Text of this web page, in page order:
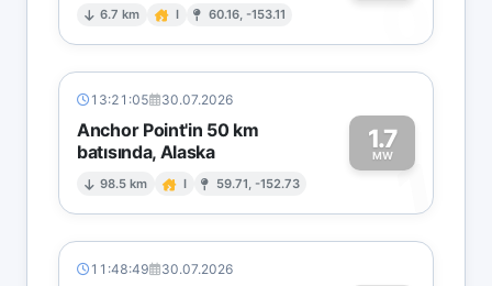
6.7 km I 60.16, -153.11 0
13:21:05 30.07.2026
Anchor Point'in 50 km
batısında, Alaska
98.5 km I 59.71, -152.73
1.7
MW1
11:48:49 30.07.2026